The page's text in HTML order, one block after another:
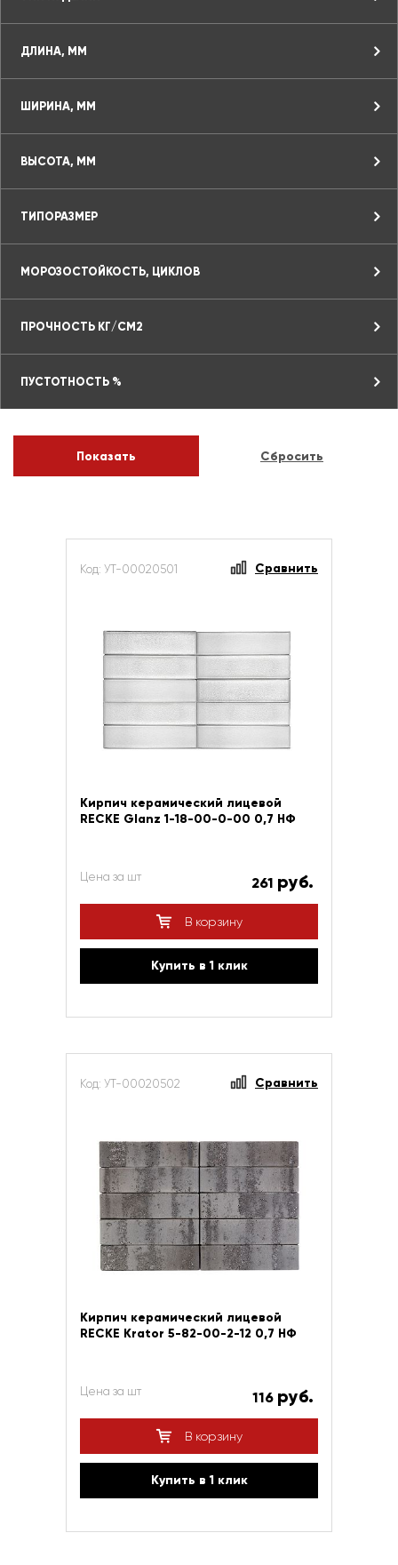
ДЛИНА, ММ
ШИРИНА, ММ
ВЫСОТА, ММ
ТИПОРАЗМЕР
МОРОЗОСТОЙКОСТЬ, ЦИКЛОВ
ПРОЧНОСТЬ КГ/СМ2
ПУСТОТНОСТЬ %
Код: УТ-00020501 Сравнить
Кирпич керамический лицевой
RECKE Glanz 1-18-00-0-00 0,7 НФ
Цена за шт 261 руб.
В корзину
Купить в 1 клик
Код: УТ-00020502 Сравнить
Кирпич керамический лицевой
RECKE Krator 5-82-00-2-12 0,7 НФ
Цена за шт 116 руб.
В корзину
Купить в 1 клик